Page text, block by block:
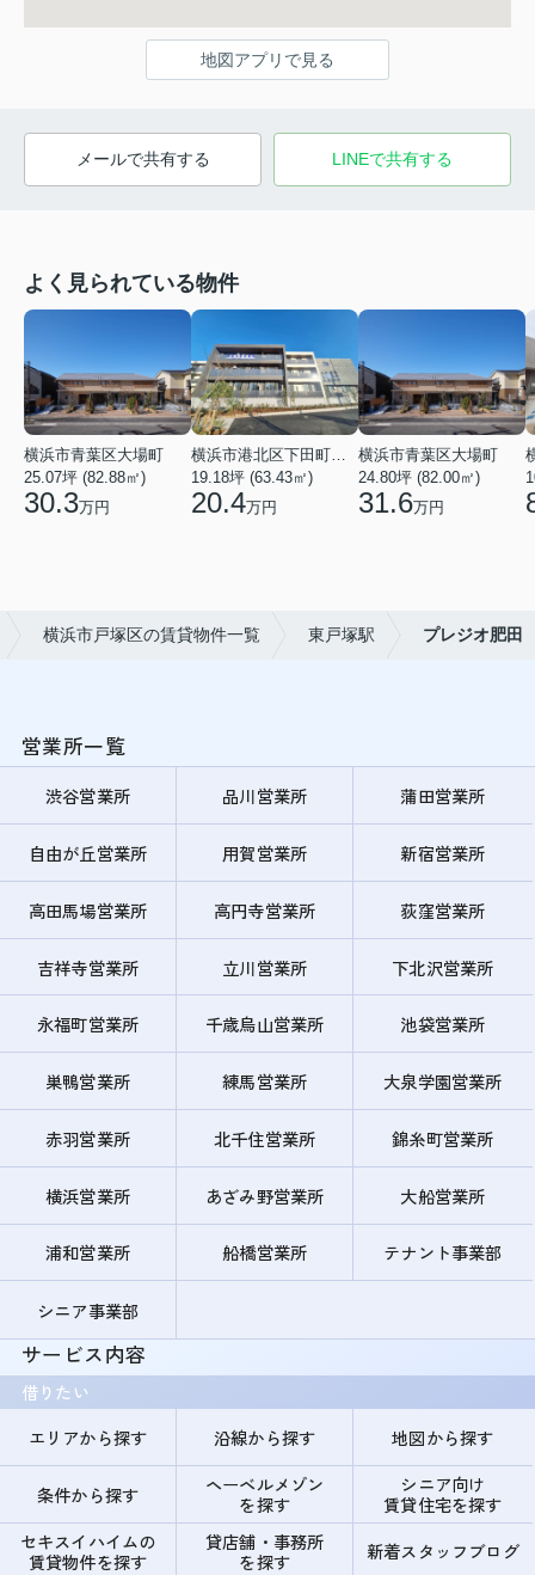
地図アプリで見る
メールで共有する LINEで共有する
よく見られている物件
横浜市青葉区大場町
25.07坪 (82.88㎡)
30.3万円
19.18坪 (63.43㎡)
20.4万円
横浜市青葉区大場町
24.80坪 (82.00㎡)
31.6万円
横浜市戸塚区の賃貸物件一覧 東戸塚駅 プレジオ肥田
営業所一覧
渋谷営業所 品川営業所 蒲田営業所
自由が丘営業所 用賀営業所 新宿営業所
高田馬場営業所 高円寺営業所 荻窪営業所
吉祥寺営業所 立川営業所 下北沢営業所
永福町営業所 千歳烏山営業所 池袋営業所
巣鴨営業所 練馬営業所 大泉学園営業所
赤羽営業所 北千住営業所 錦糸町営業所
横浜営業所 あざみ野営業所 大船営業所
浦和営業所 船橋営業所 テナント事業部
シニア事業部
サービス内容
借りたい
エリアから探す
沿線から探す 地図から探す
条件から探す
ヘーベルメゾン
を探す
シニア向け
賃貸住宅を探す
セキスイハイムの
賃貸物件を探す
貸店舗・事務所
を探す
新着スタッフブログ